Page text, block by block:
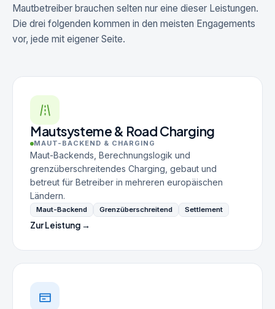
Mautbetreiber brauchen selten nur eine dieser Leistungen.
Die drei folgenden kommen in den meisten Engagements
vor, jede mit eigener Seite.
Mautsysteme & Road Charging
MAUT-BACKEND & CHARGING
Maut-Backends, Berechnungslogik und
grenzüberschreitendes Charging, gebaut und
betreut für Betreiber in mehreren europäischen
Ländern.
Maut-Backend Grenzüberschreitend Settlement
Zur Leistung →